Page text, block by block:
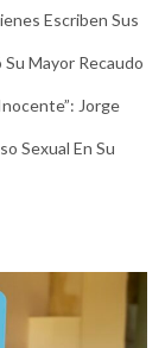
Escriben Sus
Mayor Recaudo
Jorge
Sexual En Su